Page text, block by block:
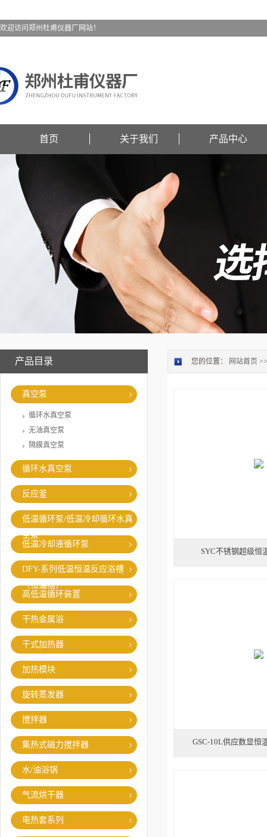
欢迎访问郑州杜甫仪器厂网站！
首页 关于我们 产品中心
产品目录
真空泵
循环水真空泵
无油真空泵
隔膜真空泵
循环水真空泵
反应釜
低温循环泵/低温冷却循环水真
空泵
低温冷却液循环泵
DFY-系列低温恒温反应浴槽
（恒温槽）
高低温循环装置
干热金属浴
干式加热器
加热模块
旋转蒸发器
搅拌器
集热式磁力搅拌器
水/油浴锅
气流烘干器
电热套系列
您的位置： 网站首页
SYC不锈钢超级恒
GSC-10L供应数显恒